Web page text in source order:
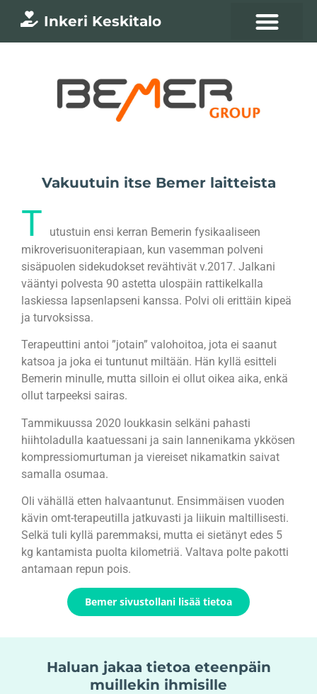
Inkeri Keskitalo
Vakuutuin itse Bemer laitteista
T
utustuin ensi kerran Bemerin fysikaaliseen
mikroverisuoniterapiaan, kun vasemman polveni
sisäpuolen sidekudokset revähtivät v.2017. Jalkani
vääntyi polvesta 90 astetta ulospäin rattikelkalla
laskiessa lapsenlapseni kanssa. Polvi oli erittäin kipeä
ja turvoksissa.
Terapeuttini antoi ”jotain” valohoitoa, jota ei saanut
katsoa ja joka ei tuntunut miltään. Hän kyllä esitteli
Bemerin minulle, mutta silloin ei ollut oikea aika, enkä
ollut tarpeeksi sairas.
Tammikuussa 2020 loukkasin selkäni pahasti
hiihtoladulla kaatuessani ja sain lannenikama ykkösen
kompressiomurtuman ja viereiset nikamatkin saivat
samalla osumaa.
Oli vähällä etten halvaantunut. Ensimmäisen vuoden
kävin omt-terapeutilla jatkuvasti ja liikuin maltillisesti.
Selkä tuli kyllä paremmaksi, mutta ei sietänyt edes 5
kg kantamista puolta kilometriä. Valtava polte pakotti
antamaan repun pois.
Bemer sivustollani lisää tietoa
Haluan jakaa tietoa eteenpäin
muillekin ihmisille